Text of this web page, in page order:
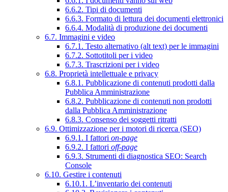
6.6.2. Tipi di documenti
6.6.3. Formato di lettura dei documenti elettronici
6.6.4. Modalità di produzione dei documenti
6.7. Immagini e video
6.7.1. Testo alternativo (alt text) per le immagini
6.7.2. Sottotitoli per i video
6.7.3. Trascrizioni per i video
6.8. Proprietà intellettuale e privacy
6.8.1. Pubblicazione di contenuti prodotti dalla
Pubblica Amministrazione
6.8.2. Pubblicazione di contenuti non prodotti
dalla Pubblica Amministrazione
6.8.3. Consenso dei soggetti ritratti
6.9. Ottimizzazione per i motori di ricerca (SEO)
6.9.1. I fattori on-page
6.9.2. I fattori off-page
6.9.3. Strumenti di diagnostica SEO: Search
Console
6.10. Gestire i contenuti
6.10.1. L’inventario dei contenuti